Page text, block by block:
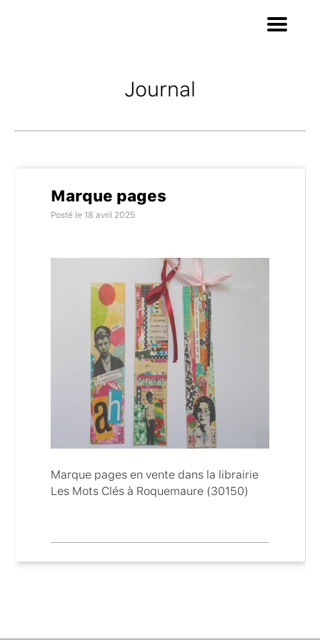
Journal
Marque pages
Posté le 18 avril 2025
Marque pages en vente dans la librairie
Les Mots Clés à Roquemaure (30150)